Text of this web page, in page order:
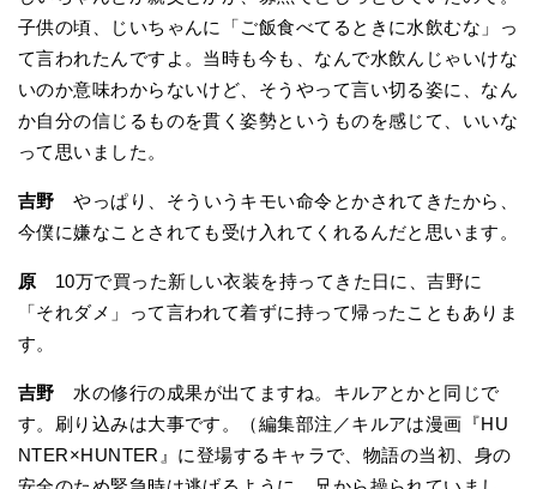
子供の頃、じいちゃんに「ご飯食べてるときに水飲むな」っ
て言われたんですよ。当時も今も、なんで水飲んじゃいけな
いのか意味わからないけど、そうやって言い切る姿に、なん
か自分の信じるものを貫く姿勢というものを感じて、いいな
って思いました。
吉野 やっぱり、そういうキモい命令とかされてきたから、
今僕に嫌なことされても受け入れてくれるんだと思います。
原 10万で買った新しい衣装を持ってきた日に、吉野に
「それダメ」って言われて着ずに持って帰ったこともありま
す。
吉野 水の修行の成果が出てますね。キルアとかと同じで
す。刷り込みは大事です。（編集部注／キルアは漫画『HU
NTER×HUNTER』に登場するキャラで、物語の当初、身の